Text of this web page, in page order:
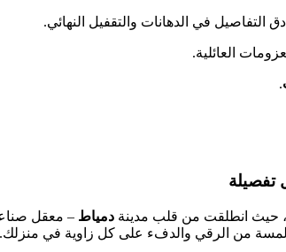
التفاصيل في الدهانات والتقفيل النهائي.
العائلية.
.
تفصيلة
حيث انطلقت من قلب مدينة دمياط – معقل
من الرقي والدفء على كل زاوية في منزلك.